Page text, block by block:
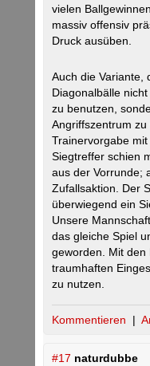
vielen
massiv offensiv
Druck ausüben.
Auch die Variante,
Diagonalbälle
zu benutzen,
Angriffszentrum
Trainervorgabe
Siegtreffer schien
aus der Vorrunde;
Zufallsaktion. Der
überwiegend ein
Unsere
das gleiche Spiel
geworden. Mit
traumhaften
zu nutzen.
Kommentieren |
#17 naturdubbe